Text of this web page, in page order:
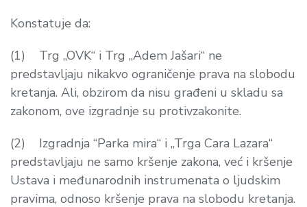
Konstatuje da:
(1) Trg „OVK“ i Trg „Adem Jašari“ ne
predstavljaju nikakvo ograničenje prava na slobodu
kretanja. Ali, obzirom da nisu građeni u skladu sa
zakonom, ove izgradnje su protivzakonite.
(2) Izgradnja “Parka mira“ i „Trga Cara Lazara“
predstavljaju ne samo kršenje zakona, već i kršenje
Ustava i međunarodnih instrumenata o ljudskim
pravima, odnoso kršenje prava na slobodu kretanja.